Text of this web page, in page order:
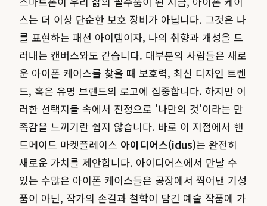
스는 더 이상 단순한 보호 장비가 아닙니다. 그것은 나
를 표현하는 패션 아이템이자, 나의 취향과 개성을 드
러내는 캔버스와도 같습니다. 대부분의 사람들은 새로
운 아이폰 케이스를 찾을 때 보호력, 최신 디자인 트렌
드, 혹은 유명 브랜드의 로고에 집중합니다. 하지만 이
러한 선택지들 속에서 진정으로 '나만의 것'이라는 만
족감을 느끼기란 쉽지 않습니다. 바로 이 지점에서 핸
드메이드 마켓플레이스 아이디어스(idus)는 완전히
새로운 가치를 제안합니다. 아이디어스에서 만날 수
있는 수많은 아이폰 케이스들은 공장에서 찍어낸 기성
품이 아닌, 작가의 손길과 철학이 담긴 예술 작품에 가